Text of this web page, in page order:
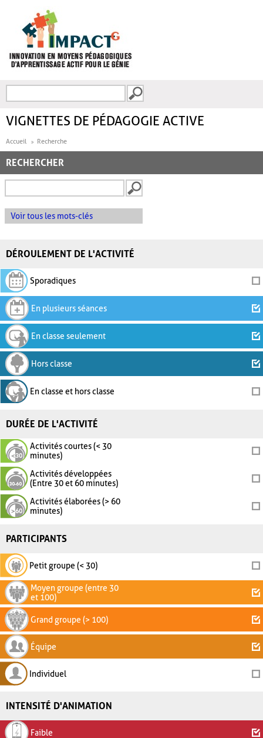
FORMULAIRE DE
VIGNETTES DE PÉDAGOGIE ACTIVE
Accueil Recherche
RECHERCHER
Voir tous les mots-clés
DÉROULEMENT DE L'ACTIVITÉ
Sporadiques
En plusieurs séances
En classe seulement
Hors classe
En classe et hors classe
DURÉE DE L'ACTIVITÉ
Activités courtes (< 30
minutes)
Activités développées
(Entre 30 et 60 minutes)
Activités élaborées (> 60
minutes)
PARTICIPANTS
Petit groupe (< 30)
Moyen groupe (entre 30
et 100)
Grand groupe (> 100)
Équipe
Individuel
INTENSITÉ D'ANIMATION
Faible